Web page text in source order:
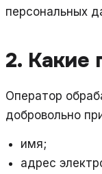
персональных
2. Какие
Оператор
добровольно
имя;
адрес